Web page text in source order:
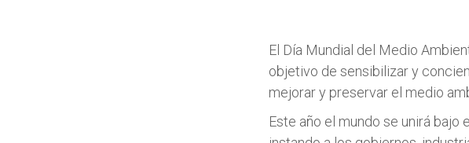
El Día Mundial del Medio
objetivo de sensibilizar y
mejorar y preservar el medio
Este año el mundo se unirá bajo